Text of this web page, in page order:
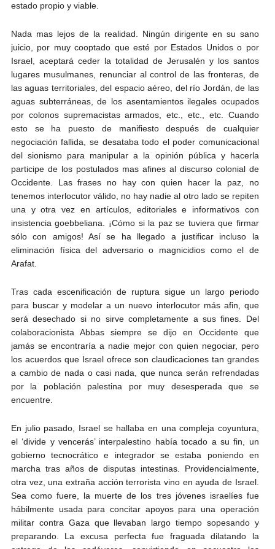
estado propio y viable.
Nada mas lejos de la realidad. Ningún dirigente en su sano
juicio, por muy cooptado que esté por Estados Unidos o por
Israel, aceptará ceder la totalidad de Jerusalén y los santos
lugares musulmanes, renunciar al control de las fronteras, de
las aguas territoriales, del espacio aéreo, del río Jordán, de las
aguas subterráneas, de los asentamientos ilegales ocupados
por colonos supremacistas armados, etc., etc., etc. Cuando
esto se ha puesto de manifiesto después de cualquier
negociación fallida, se desataba todo el poder comunicacional
del sionismo para manipular a la opinión pública y hacerla
participe de los postulados mas afines al discurso colonial de
Occidente. Las frases no hay con quien hacer la paz, no
tenemos interlocutor válido, no hay nadie al otro lado se repiten
una y otra vez en artículos, editoriales e informativos con
insistencia goebbeliana. ¡Cómo si la paz se tuviera que firmar
sólo con amigos! Así se ha llegado a justificar incluso la
eliminación física del adversario o magnicidios como el de
Arafat.
Tras cada escenificación de ruptura sigue un largo periodo
para buscar y modelar a un nuevo interlocutor más afin, que
será desechado si no sirve completamente a sus fines. Del
colaboracionista Abbas siempre se dijo en Occidente que
jamás se encontraría a nadie mejor con quien negociar, pero
los acuerdos que Israel ofrece son claudicaciones tan grandes
a cambio de nada o casi nada, que nunca serán refrendadas
por la población palestina por muy desesperada que se
encuentre.
En julio pasado, Israel se hallaba en una compleja coyuntura,
el ‘divide y vencerás’ interpalestino había tocado a su fin, un
gobierno tecnocrático e integrador se estaba poniendo en
marcha tras años de disputas intestinas. Providencialmente,
otra vez, una extraña acción terrorista vino en ayuda de Israel.
Sea como fuere, la muerte de los tres jóvenes israelíes fue
hábilmente usada para concitar apoyos para una operación
militar contra Gaza que llevaban largo tiempo sopesando y
preparando. La excusa perfecta fue fraguada dilatando la